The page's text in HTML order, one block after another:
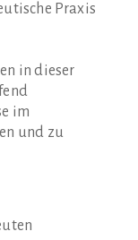
Praxis
in dieser
im
und zu